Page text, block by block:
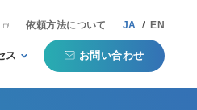
依頼方法について JA / EN
ス お問い合わせ